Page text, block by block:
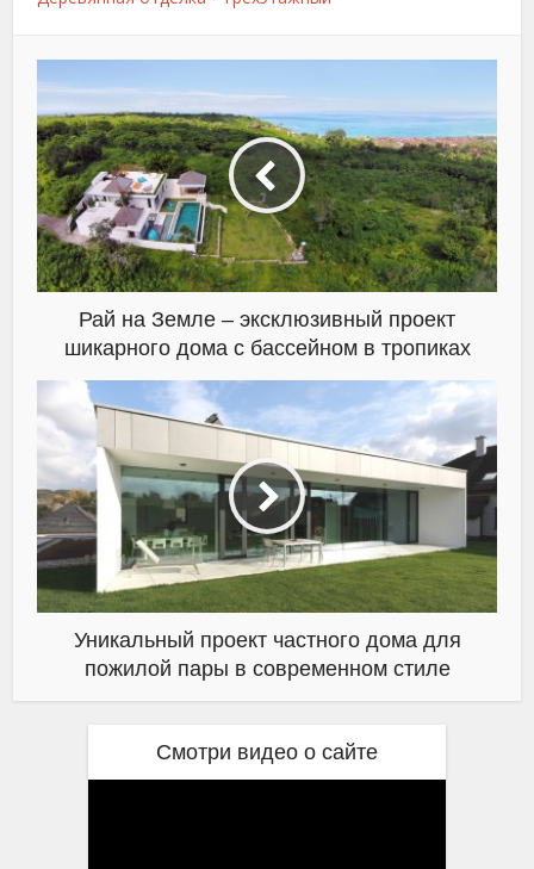
Рай на Земле – эксклюзивный проект
шикарного дома с бассейном в тропиках
Уникальный проект частного дома для
пожилой пары в современном стиле
Смотри видео о сайте